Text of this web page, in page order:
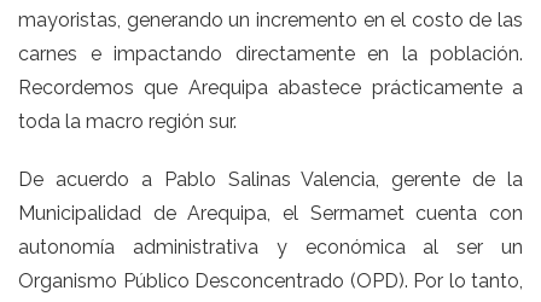
mayoristas, generando un incremento en el costo de las
carnes e impactando directamente en la población.
Recordemos que Arequipa abastece prácticamente a
toda la macro región sur.
De acuerdo a Pablo Salinas Valencia, gerente de la
Municipalidad de Arequipa, el Sermamet cuenta con
autonomía administrativa y económica al ser un
Organismo Público Desconcentrado (OPD). Por lo tanto,